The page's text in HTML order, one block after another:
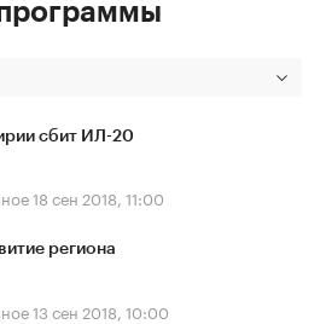
сбит ИЛ-20
18 сен 2018, 11:00
региона
13 сен 2018, 10:00